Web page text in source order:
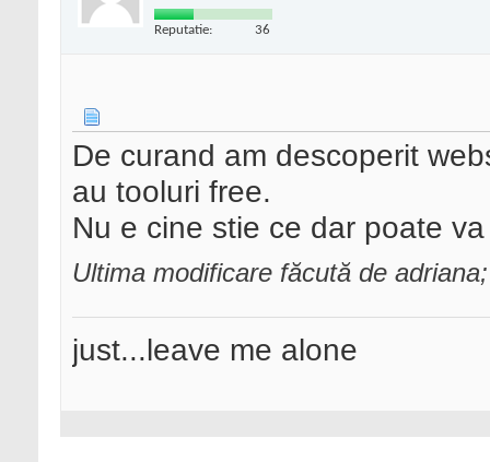
Reputatie: 36
De curand am descoperit
au tooluri free.
Nu e cine stie ce dar poate
Ultima modificare făcută de
just...leave me alone